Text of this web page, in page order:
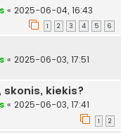
« 2025-06-04, 16:43
1 2 3 4 5 6
« 2025-06-03, 17:51
kiekis?
« 2025-06-03, 17:41
1 2